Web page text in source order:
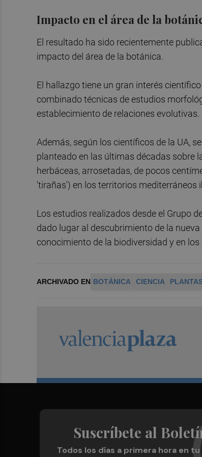
Impacto en el área de la
El resultado ha sido recientemente
impacto del área de la botánica.
El hallazgo tiene un gran interés
combinado técnicas de estudios
establecimiento de relaciones evolutivas.
Además, según los científicos de la UA,
planteado en las últimas décadas sobre
herbáceas, arrosetadas, de pocos
'tirañas') en los territorios mediterráneos
Los estudios realizados desde el Grupo
dado lugar al descubrimiento de la
conocimiento de la biodiversidad y en
ARCHIVADO EN BOTÁNICA CIENCIA
Suscríbete al
Todos los días a primera hora en tu